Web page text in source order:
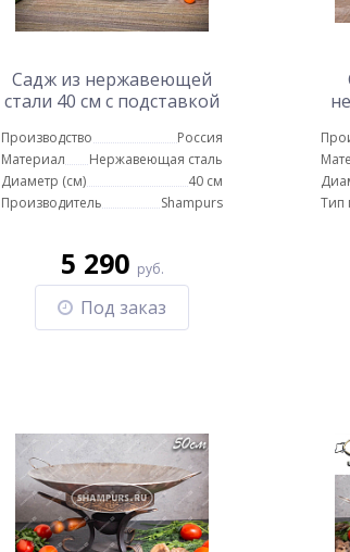
Садж из нержавеющей
стали 40 см с подставкой
Производство
Россия
Материал
Нержавеющая сталь
Диаметр (см)
40 см
Производитель
Shampurs
5 290 руб.
Под заказ
Тип